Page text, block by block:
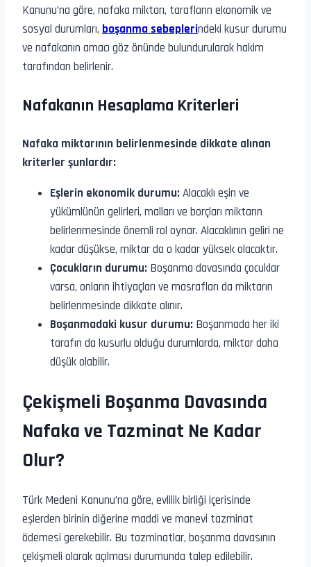
Kanunu’na göre, nafaka miktarı, tarafların ekonomik ve
sosyal durumları, boşanma sebeplerindeki kusur durumu
ve nafakanın amacı göz önünde bulundurularak hakim
tarafından belirlenir.
Nafakanın Hesaplama Kriterleri
Nafaka miktarının belirlenmesinde dikkate alınan
kriterler şunlardır:
Eşlerin ekonomik durumu:Alacaklı eşin ve
yükümlünün gelirleri, malları ve borçları miktarın
belirlenmesinde önemli rol oynar. Alacaklının geliri ne
kadar düşükse, miktar da o kadar yüksek olacaktır.
Çocukların durumu: Boşanma davasında çocuklar
varsa, onların ihtiyaçları ve masrafları da miktarın
belirlenmesinde dikkate alınır.
Boşanmadaki kusur durumu: Boşanmada her iki
tarafın da kusurlu olduğu durumlarda, miktar daha
düşük olabilir.
Çekişmeli Boşanma Davasında
Nafaka ve Tazminat Ne Kadar
Olur?
Türk Medeni Kanunu’na göre, evlilik birliği içerisinde
eşlerden birinin diğerine maddi ve manevi tazminat
ödemesi gerekebilir. Bu tazminatlar, boşanma davasının
çekişmeli olarak açılması durumunda talep edilebilir.